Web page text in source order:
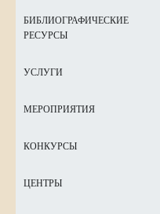
БИБЛИОГРАФИЧЕСКИЕ
РЕСУРСЫ
УСЛУГИ
МЕРОПРИЯТИЯ
КОНКУРСЫ
ЦЕНТРЫ